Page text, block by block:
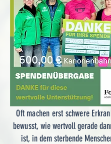
Oft machen erst schwere
bewusst, wie wertvoll gerade
ist, in dem sterbende